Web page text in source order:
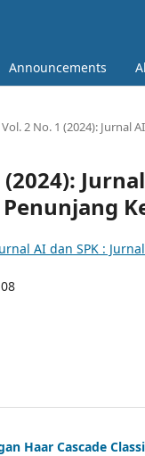
Announcements
Vol. 2 No. 1 (2024): Jurnal
(2024):
AI dan SPK :
Haar Cascade